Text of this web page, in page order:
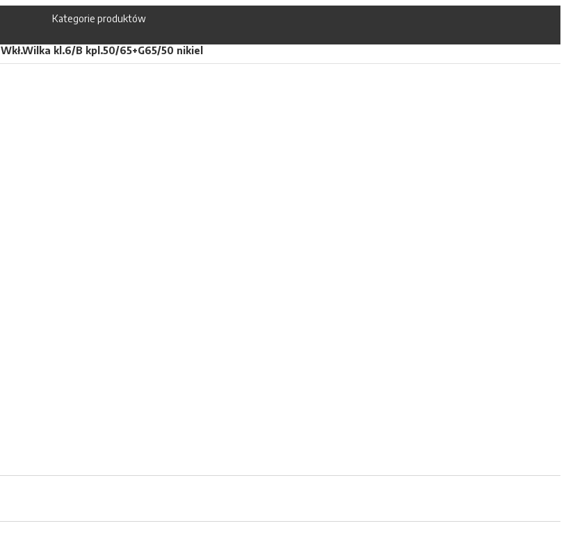
Kategorie produktów
Wkł.Wilka kl.6/B kpl.50/65+G65/50 nikiel